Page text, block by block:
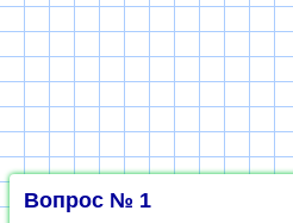
Вопрос № 1